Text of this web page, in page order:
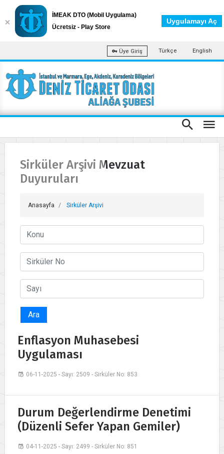
Üye Giriş Türkçe English
Sirküler Arşivi Mevzuat
Duyuruları
Anasayfa Sirküler Arşivi
Ara
Enflasyon Muhasebesi
Uygulaması
06-11-2025 - Sayı: 2509 - Sirküler No: 853
Durum Değerlendirme Denetimi
(Düzenli Sefer Yapan Gemiler)
04-11-2025 - Sayı: 2499 - Sirküler No: 851
İMEAK DTO (Mobil Uygulama)
Ücretsiz - Play Store
Uygulamayı Aç